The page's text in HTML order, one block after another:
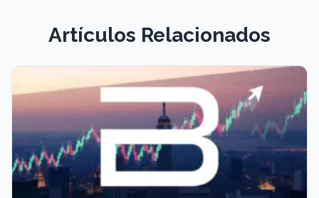
Artículos Relacionados